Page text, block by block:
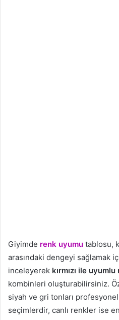
Giyimde renk uyumu tablosu,
arasındaki dengeyi sağlamak
inceleyerek kırmızı ile
kombinleri oluşturabilirsiniz.
siyah ve gri tonları
seçimlerdir, canlı renkler ise